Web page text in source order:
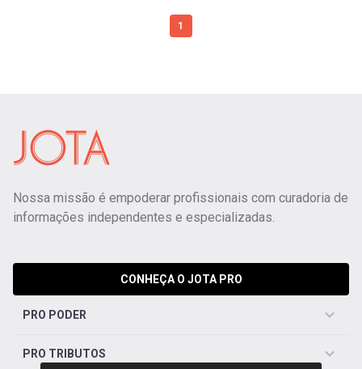
1
Nossa missão é empoderar profissionais com curadoria de
informações independentes e especializadas.
CONHEÇA O JOTA PRO
PRO PODER
PRO TRIBUTOS